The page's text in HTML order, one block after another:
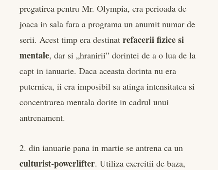
pregatirea pentru Mr. Olympia, era perioada de
joaca in sala fara a programa un anumit numar de
serii. Acest timp era destinat refacerii fizice si
mentale, dar si „hranirii” dorintei de a o lua de la
capt in ianuarie. Daca aceasta dorinta nu era
puternica, ii era imposibil sa atinga intensitatea si
concentrarea mentala dorite in cadrul unui
antrenament.
2. din ianuarie pana in martie se antrena ca un
culturist-powerlifter. Utiliza exercitii de baza,